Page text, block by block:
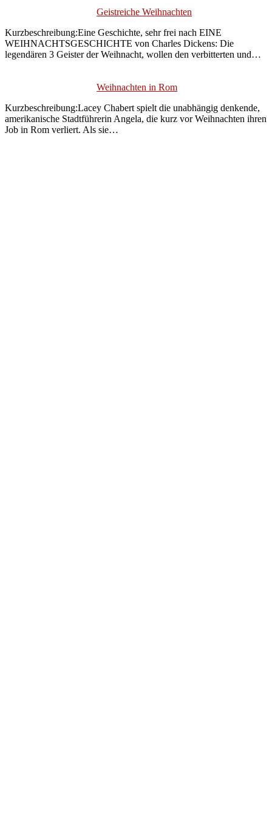
Geistreiche Weihnachten
Kurzbeschreibung:Eine Geschichte, sehr frei nach EINE
WEIHNACHTSGESCHICHTE von Charles Dickens: Die
legendären 3 Geister der Weihnacht, wollen den verbitterten und…
Weihnachten in Rom
Kurzbeschreibung:Lacey Chabert spielt die unabhängig denkende,
amerikanische Stadtführerin Angela, die kurz vor Weihnachten ihren
Job in Rom verliert. Als sie…